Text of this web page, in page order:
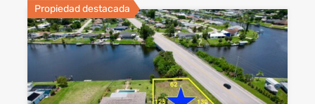
Propiedad destacada